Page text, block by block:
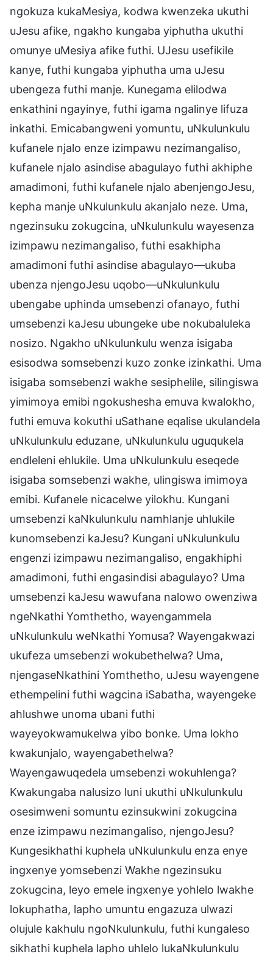
ngokuza kukaMesiya, kodwa kwenzeka ukuthi
uJesu afike, ngakho kungaba yiphutha ukuthi
omunye uMesiya afike futhi. UJesu usefikile
kanye, futhi kungaba yiphutha uma uJesu
ubengeza futhi manje. Kunegama elilodwa
enkathini ngayinye, futhi igama ngalinye lifuza
inkathi. Emicabangweni yomuntu, uNkulunkulu
kufanele njalo enze izimpawu nezimangaliso,
kufanele njalo asindise abagulayo futhi akhiphe
amadimoni, futhi kufanele njalo abenjengoJesu,
kepha manje uNkulunkulu akanjalo neze. Uma,
ngezinsuku zokugcina, uNkulunkulu wayesenza
izimpawu nezimangaliso, futhi esakhipha
amadimoni futhi asindise abagulayo—ukuba
ubenza njengoJesu uqobo—uNkulunkulu
ubengabe uphinda umsebenzi ofanayo, futhi
umsebenzi kaJesu ubungeke ube nokubaluleka
nosizo. Ngakho uNkulunkulu wenza isigaba
esisodwa somsebenzi kuzo zonke izinkathi. Uma
isigaba somsebenzi wakhe sesiphelile, silingiswa
yimimoya emibi ngokushesha emuva kwalokho,
futhi emuva kokuthi uSathane eqalise ukulandela
uNkulunkulu eduzane, uNkulunkulu uguqukela
endleleni ehlukile. Uma uNkulunkulu eseqede
isigaba somsebenzi wakhe, ulingiswa imimoya
emibi. Kufanele nicacelwe yilokhu. Kungani
umsebenzi kaNkulunkulu namhlanje uhlukile
kunomsebenzi kaJesu? Kungani uNkulunkulu
engenzi izimpawu nezimangaliso, engakhiphi
amadimoni, futhi engasindisi abagulayo? Uma
umsebenzi kaJesu wawufana nalowo owenziwa
ngeNkathi Yomthetho, wayengammela
uNkulunkulu weNkathi Yomusa? Wayengakwazi
ukufeza umsebenzi wokubethelwa? Uma,
njengaseNkathini Yomthetho, uJesu wayengene
ethempelini futhi wagcina iSabatha, wayengeke
ahlushwe unoma ubani futhi
wayeyokwamukelwa yibo bonke. Uma lokho
kwakunjalo, wayengabethelwa?
Wayengawuqedela umsebenzi wokuhlenga?
Kwakungaba nalusizo luni ukuthi uNkulunkulu
osesimweni somuntu ezinsukwini zokugcina
enze izimpawu nezimangaliso, njengoJesu?
Kungesikhathi kuphela uNkulunkulu enza enye
ingxenye yomsebenzi Wakhe ngezinsuku
zokugcina, leyo emele ingxenye yohlelo lwakhe
lokuphatha, lapho umuntu engazuza ulwazi
olujule kakhulu ngoNkulunkulu, futhi kungaleso
sikhathi kuphela lapho uhlelo lukaNkulunkulu